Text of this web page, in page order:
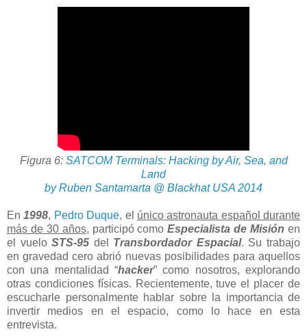
Figura 6: SATCOM Terminals: Hacking by Air, Sea, and
Land
by Ruben Santamarta @ Blackhat USA 2014
En1998, Pedro Duque, el único astronauta español durante
más de 30 años, participó comoEspecialista de Misión en
el vueloSTS-95 del Transbordador Espacial. Su trabajo
en gravedad cero abrió nuevas posibilidades para aquellos
con una mentalidad “hacker” como nosotros, explorando
otras condiciones físicas. Recientemente, tuve el placer de
escucharle personalmente hablar sobre la importancia de
invertir medios en el espacio, como lo hace en esta
entrevista.